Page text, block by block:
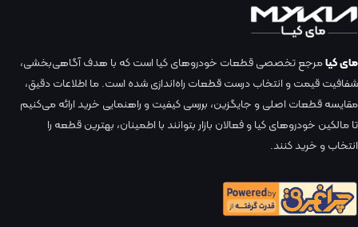
مای کیامرجع تخصصی قطعات خودروهای کیا است که با هدف آگاهی‌بخشی،
شفافیت قیمت و انتخاب درست قطعات راه‌اندازی شده است. ما اطلاعات دقیق،
مقایسه قطعات اصلی و جایگزین، بررسی کیفیت و راهنمایی خرید ارائه می‌کنیم
تا مالکین خودروهای کیا و فعالان بازار بتوانند با اطمینان، بهترین قطعه را
انتخاب و خرید کنند.